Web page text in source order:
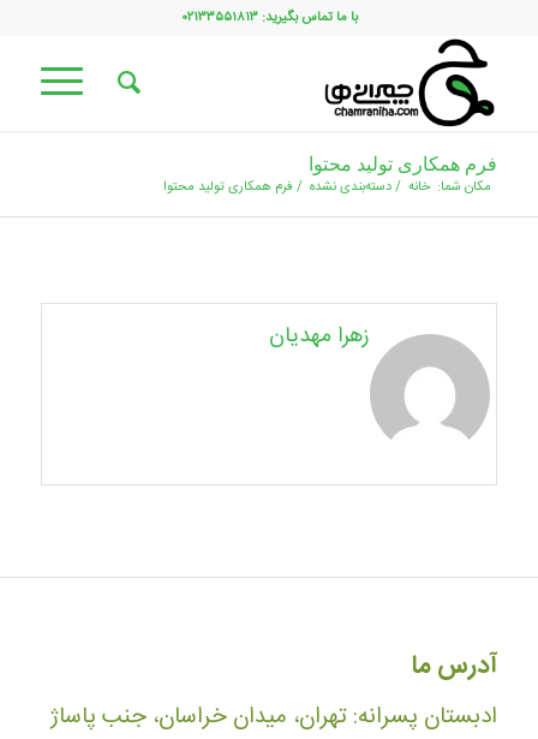
با ما تماس بگیرید: ۰۲۱۳۳۵۵۱۸۱۳
فرم همکاری تولید محتوا
مکان شما: خانه /دسته‌بندی نشده / فرم همکاری تولید محتوا
زهرا مهدیان
آدرس ما
ادبستان پسرانه: تهران، میدان خراسان، جنب پاساژ